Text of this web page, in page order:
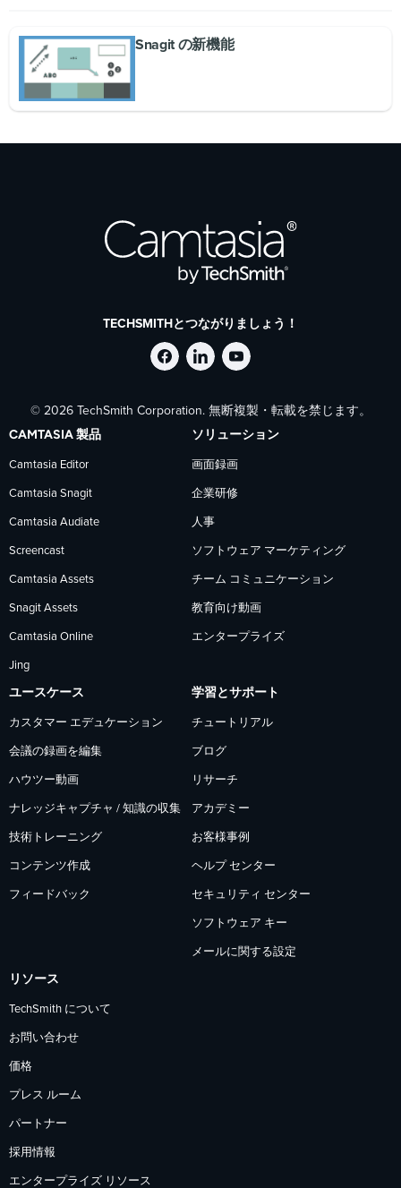
Snagit の新機能
TECHSMITHとつながりましょう！
Facebook
で
TechSmith
ォ
ロ
ー
LinkedIn
で
TechSmith
を
フ
ォ
ロ
ー
YouTube
で
TechSmith
フ
ォ
ロ
ー
© 2026 TechSmith Corporation. 無断複製・転載を禁じます。
CAMTASIA 製品
Camtasia Editor
Camtasia Snagit
Camtasia Audiate
Screencast
Camtasia Assets
Snagit Assets
Camtasia Online
Jing
ソリューション
画面録画
企業研修
人事
ソフトウェア マーケティング
チーム コミュニケーション
教育向け動画
エンタープライズ
ユースケース
カスタマー エデュケーション
会議の録画を編集
ハウツー動画
ナレッジキャプチャ / 知識の収集
技術トレーニング
コンテンツ作成
フィードバック
学習とサポート
チュートリアル
ブログ
リサーチ
アカデミー
お客様事例
ヘルプ センター
セキュリティ センター
ソフトウェア キー
メールに関する設定
リソース
TechSmith について
お問い合わせ
価格
プレス ルーム
パートナー
採用情報
エンタープライズ リソース